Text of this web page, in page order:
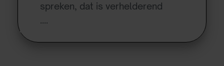
spreken, dat is verhelderend
….